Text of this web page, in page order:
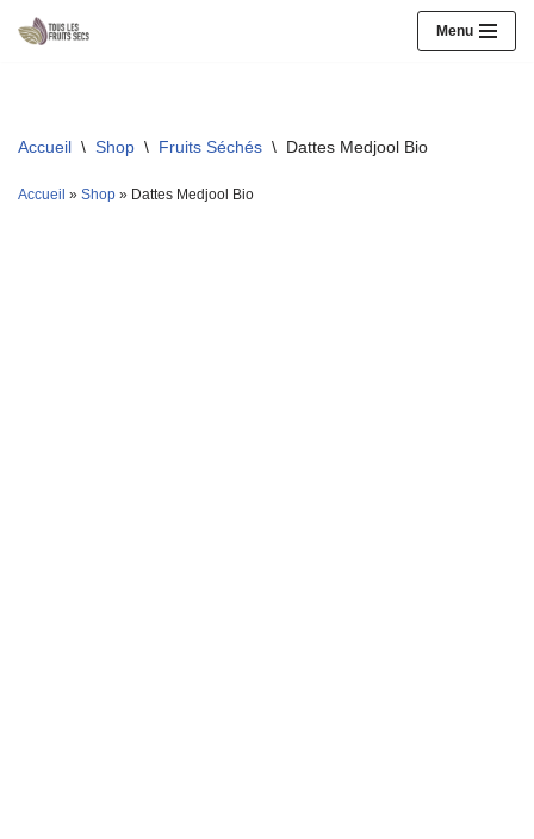
Menu
Accueil \ Shop \ Fruits Séchés \ Dattes Medjool Bio
Accueil » Shop » Dattes Medjool Bio